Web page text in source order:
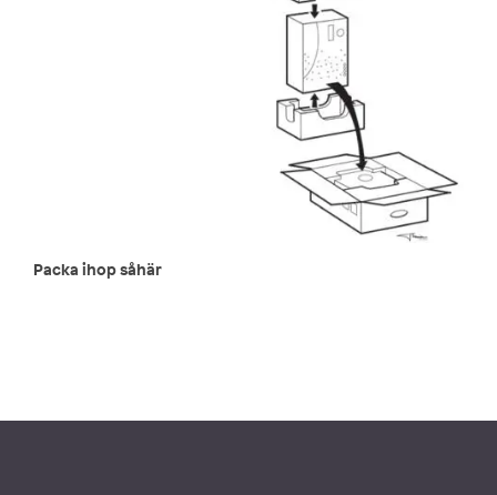
Packa ihop såhär